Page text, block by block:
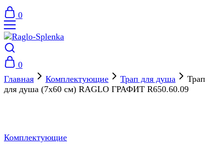
0
0
Главная
Комплектующие Трап для душа
Трап
для душа (7х60 см) RAGLO ГРАФИТ R650.60.09
Комплектующие